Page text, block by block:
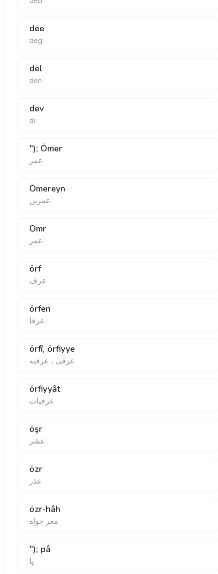
dee
deg
del
den
dev
dı
"); Ömer
عمر
Ömereyn
عمرين
Omr
عمر
örf
عرف
örfen
عرفا
örfî, örfiyye
عرفی ، عرفيه
örfiyyât
عرفيات
öşr
عشر
özr
عذر
özr-hâh
معر خواه
"); pâ
پا